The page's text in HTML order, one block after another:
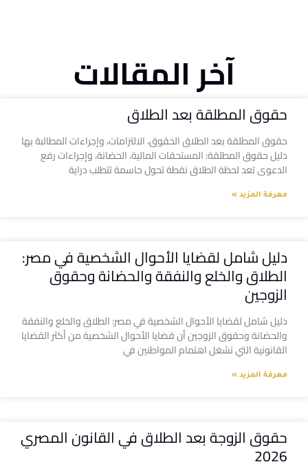
آخر المقالات
حقوق المطلقة بعد الطلاق
حقوق المطلقة بعد الطلاق الحقوق، الالتزامات، وإجراءات المطالبة بها
دليل حقوق المطلقة: المستحقات المالية، الحضانة، وإجراءات رفع
الدعوى تعد لحظة الطلاق نقطة تحول حاسمة تتطلب دراية
معرفة المزيد »
دليل شامل لقضايا الأحوال الشخصية في مصر:
الطلاق والخلع والنفقة والحضانة وحقوق
الزوجين
دليل شامل لقضايا الأحوال الشخصية في مصر: الطلاق والخلع والنفقة
والحضانة وحقوق الزوجين أن قضايا الأحوال الشخصية من أكثر القضايا
القانونية التي تشغل اهتمام المواطنين في
معرفة المزيد »
حقوق الزوجة بعد الطلاق في القانون المصري
2026